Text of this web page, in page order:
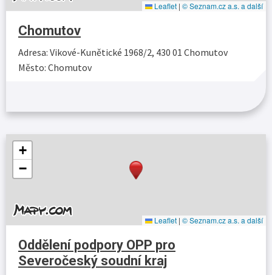
Leaflet | © Seznam.cz a.s. a další
Chomutov
Adresa: Vikové-Kunětické 1968/2, 430 01 Chomutov
Město: Chomutov
+
−
Leaflet | © Seznam.cz a.s. a další
Oddělení podpory OPP pro
Severočeský soudní kraj